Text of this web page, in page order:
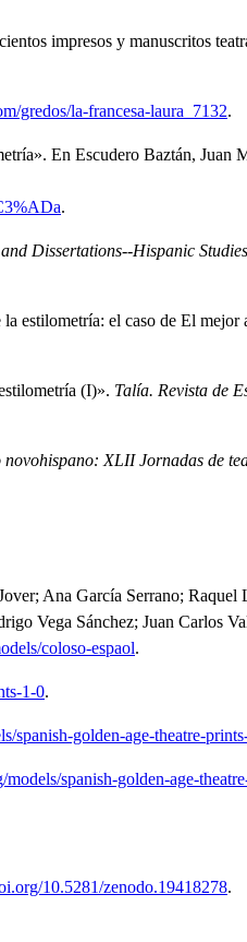
impresos y manuscritos
gredos/la-francesa-laura_7132.
. En Escudero Baztán, Juan
.
and Dissertations--Hispanic Studies
estilometría: el caso de El mejor
(I)». Talía. Revista de
XLII Jornadas de
Ana García Serrano;
Vega Sánchez; Juan Carlos
coloso-espaol.
1-0.
spanish-golden-age-theatre-
spanish-golden-age-
10.5281/zenodo.19418278.